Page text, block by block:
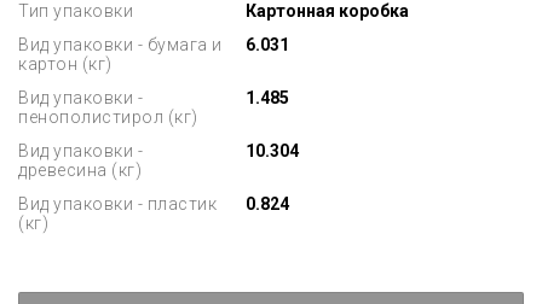
Тип упаковки
Картонная коробка
Вид упаковки - бумага и
картон (кг)
6.031
Вид упаковки -
пенополистирол (кг)
1.485
Вид упаковки -
древесина (кг)
10.304
Вид упаковки - пластик
(кг)
0.824